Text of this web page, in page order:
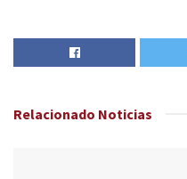
Relacionado Noticias